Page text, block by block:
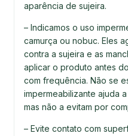
aparência de sujeira.
– Indicamos o uso
camurça ou nobuc. Eles
contra a sujeira e as
aplicar o produto antes
com frequência. Não se
impermeabilizante ajuda
mas não a evitam por
– Evite contato com